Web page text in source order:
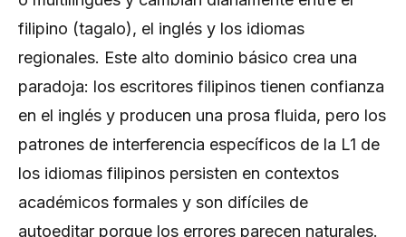
filipino (tagalo), el inglés y los idiomas
regionales. Este alto dominio básico crea una
paradoja: los escritores filipinos tienen confianza
en el inglés y producen una prosa fluida, pero los
patrones de interferencia específicos de la L1 de
los idiomas filipinos persisten en contextos
académicos formales y son difíciles de
autoeditar porque los errores parecen naturales.